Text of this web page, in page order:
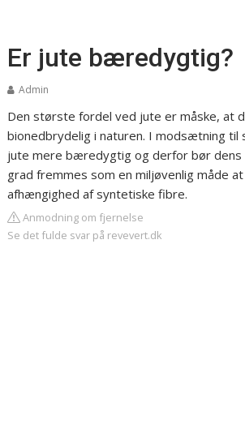
Er jute bæredygtig?
Admin
Den største fordel ved jute er måske, at
bionedbrydelig i naturen. I modsætning
jute mere bæredygtig og derfor bør dens
grad fremmes som en miljøvenlig måde
afhængighed af syntetiske fibre.
Anmodning om fjernelse
Se det fulde svar på revevert.dk